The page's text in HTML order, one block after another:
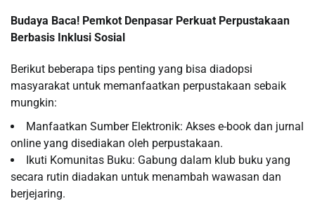
Budaya Baca! Pemkot Denpasar Perkuat Perpustakaan
Berbasis Inklusi Sosial
Berikut beberapa tips penting yang bisa diadopsi
masyarakat untuk memanfaatkan perpustakaan sebaik
mungkin:
Manfaatkan Sumber Elektronik: Akses e-book dan jurnal
online yang disediakan oleh perpustakaan.
Ikuti Komunitas Buku: Gabung dalam klub buku yang
secara rutin diadakan untuk menambah wawasan dan
berjejaring.